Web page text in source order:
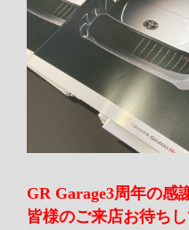
GR Garage3周年の感
皆様のご来店お待ち